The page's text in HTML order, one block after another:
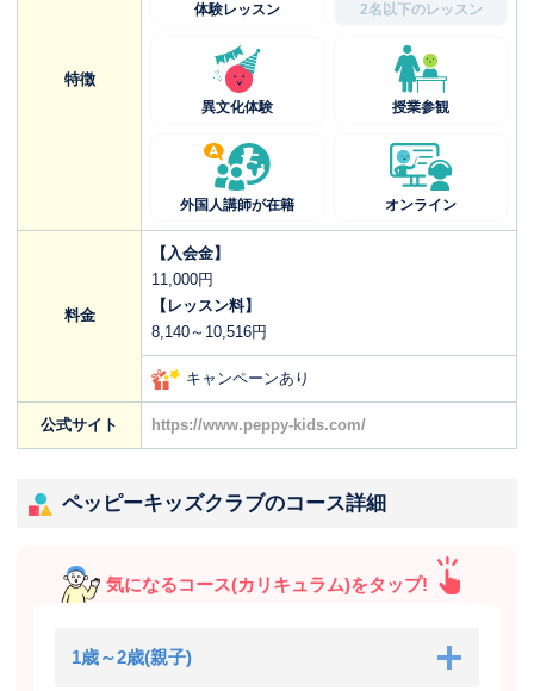
特徴
体験レッスン 2名以下のレッスン
異文化体験 授業参観
外国人講師が在籍 オンライン
料金
【入会金】
11,000円
【レッスン料】
8,140～10,516円
キャンペーンあり
公式サイト https://www.peppy-kids.com/
ペッピーキッズクラブのコース詳細
気になるコース(カリキュラム)をタップ!
1歳～2歳(親子)